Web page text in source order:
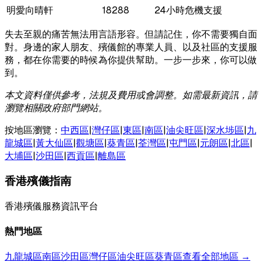
明愛向晴軒
18288
24小時危機支援
失去至親的痛苦無法用言語形容。但請記住，你不需要獨自面
對。身邊的家人朋友、殯儀館的專業人員、以及社區的支援服
務，都在你需要的時候為你提供幫助。一步一步來，你可以做
到。
本文資料僅供參考，法規及費用或會調整。如需最新資訊，請
瀏覽相關政府部門網站。
按地區瀏覽： 中西區|灣仔區|東區|南區|油尖旺區|深水埗區|九
龍城區|黃大仙區|觀塘區|葵青區|荃灣區|屯門區|元朗區|北區|
大埔區|沙田區|西貢區|離島區
香港殯儀指南
香港殯儀服務資訊平台
熱門地區
九龍城區南區沙田區灣仔區油尖旺區葵青區查看全部地區 →